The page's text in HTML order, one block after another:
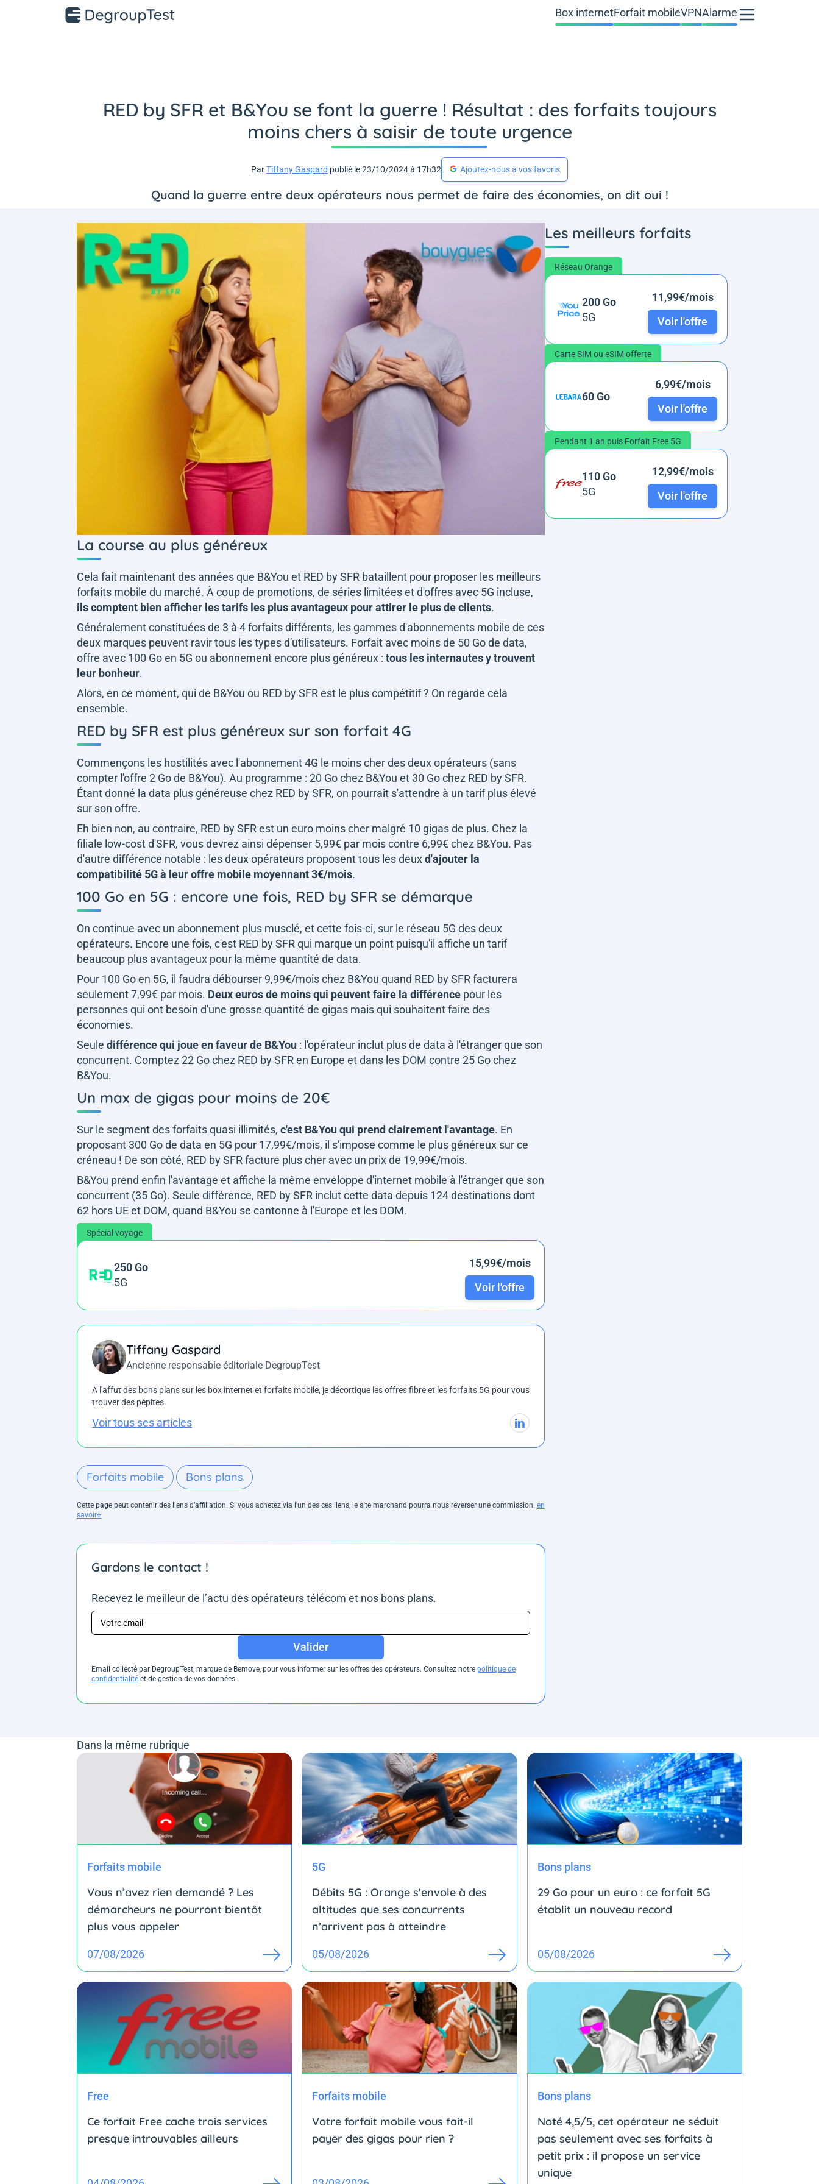
Box internetForfait mobileVPNAlarme
RED by SFR et B&You se font la guerre ! Résultat : des forfaits toujours
moins chers à saisir de toute urgence
ParTiffany Gaspard publié le 23/10/2024 à 17h32 Ajoutez-nous à vos favoris
Quand la guerre entre deux opérateurs nous permet de faire des économies, on dit oui !
La course au plus généreux
Cela fait maintenant des années que B&You et RED by SFR bataillent pour proposer les meilleurs
forfaits mobile du marché. À coup de promotions, de séries limitées et d'offres avec 5G incluse,
ils comptent bien afficher les tarifs les plus avantageux pour attirer le plus de clients.
Généralement constituées de 3 à 4 forfaits différents, les gammes d'abonnements mobile de ces
deux marques peuvent ravir tous les types d'utilisateurs. Forfait avec moins de 50 Go de data,
offre avec 100 Go en 5G ou abonnement encore plus généreux : tous les internautes y trouvent
leur bonheur.
Alors, en ce moment, qui de B&You ou RED by SFR est le plus compétitif ? On regarde cela
ensemble.
RED by SFR est plus généreux sur son forfait 4G
Commençons les hostilités avec l'abonnement 4G le moins cher des deux opérateurs (sans
compter l'offre 2 Go de B&You). Au programme : 20 Go chez B&You et 30 Go chez RED by SFR.
Étant donné la data plus généreuse chez RED by SFR, on pourrait s'attendre à un tarif plus élevé
sur son offre.
Eh bien non, au contraire, RED by SFR est un euro moins cher malgré 10 gigas de plus. Chez la
filiale low-cost d'SFR, vous devrez ainsi dépenser 5,99€ par mois contre 6,99€ chez B&You. Pas
d'autre différence notable : les deux opérateurs proposent tous les deuxd'ajouter la
compatibilité 5G à leur offre mobile moyennant 3€/mois.
100 Go en 5G : encore une fois, RED by SFR se démarque
On continue avec un abonnement plus musclé, et cette fois-ci, sur le réseau 5G des deux
opérateurs. Encore une fois, c'est RED by SFR qui marque un point puisqu'il affiche un tarif
beaucoup plus avantageux pour la même quantité de data.
Pour 100 Go en 5G, il faudra débourser 9,99€/mois chez B&You quand RED by SFR facturera
seulement 7,99€ par mois. Deux euros de moins qui peuvent faire la différence pour les
personnes qui ont besoin d'une grosse quantité de gigas mais qui souhaitent faire des
économies.
Seule différence qui joue en faveur de B&You : l'opérateur inclut plus de data à l'étranger que son
concurrent. Comptez 22 Go chez RED by SFR en Europe et dans les DOM contre 25 Go chez
B&You.
Un max de gigas pour moins de 20€
Sur le segment des forfaits quasi illimités, c'est B&You qui prend clairement l'avantage. En
proposant 300 Go de data en 5G pour 17,99€/mois, il s'impose comme le plus généreux sur ce
créneau ! De son côté, RED by SFR facture plus cher avec un prix de 19,99€/mois.
B&You prend enfin l'avantage et affiche la même enveloppe d'internet mobile à l'étranger que son
concurrent (35 Go). Seule différence, RED by SFR inclut cette data depuis 124 destinations dont
62 hors UE et DOM, quand B&You se cantonne à l'Europe et les DOM.
Spécial voyage
250 Go
5G
15,99€/mois
Voir l'offre
Tiffany Gaspard
Ancienne responsable éditoriale DegroupTest
A l'affut des bons plans sur les box internet et forfaits mobile, je décortique les offres fibre et les forfaits 5G pour vous
trouver des pépites.
Voir tous ses articles
Forfaits mobile Bons plans
Cette page peut contenir des liens d’affiliation. Si vous achetez via l'un des ces liens, le site marchand pourra nous reverser une commission. en
savoir+
Gardons le contact !
Recevez le meilleur de l’actu des opérateurs télécom et nos bons plans.
Valider
Email collecté par DegroupTest, marque de Bemove, pour vous informer sur les offres des opérateurs. Consultez notre politique de
confidentialité et de gestion de vos données.
Les meilleurs forfaits
Réseau Orange
200 Go
5G
11,99€/mois
Voir l'offre
Carte SIM ou eSIM offerte
60 Go
6,99€/mois
Voir l'offre
Pendant 1 an puis Forfait Free 5G
110 Go
5G
12,99€/mois
Voir l'offre
Dans la même rubrique
Forfaits mobile
Vous n’avez rien demandé ? Les
démarcheurs ne pourront bientôt
plus vous appeler
07/08/2026
5G
Débits 5G : Orange s'envole à des
altitudes que ses concurrents
n’arrivent pas à atteindre
05/08/2026
Bons plans
29 Go pour un euro : ce forfait 5G
établit un nouveau record
05/08/2026
Free
Ce forfait Free cache trois services
presque introuvables ailleurs
Forfaits mobile
Votre forfait mobile vous fait-il
payer des gigas pour rien ?
Bons plans
Noté 4,5/5, cet opérateur ne séduit
pas seulement avec ses forfaits à
petit prix : il propose un service
unique